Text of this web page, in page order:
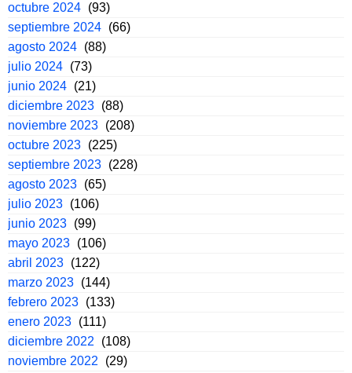
octubre 2024 (93)
septiembre 2024 (66)
agosto 2024 (88)
julio 2024 (73)
junio 2024 (21)
diciembre 2023 (88)
noviembre 2023 (208)
octubre 2023 (225)
septiembre 2023 (228)
agosto 2023 (65)
julio 2023 (106)
junio 2023 (99)
mayo 2023 (106)
abril 2023 (122)
marzo 2023 (144)
febrero 2023 (133)
enero 2023 (111)
diciembre 2022
(108)
noviembre 2022
(29)